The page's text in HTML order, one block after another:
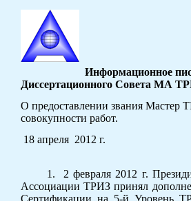
Информационное
Диссертационного Совета МА
О предоставлении звания Мастер
совокупности работ.
18 апреля 2012 г.
1.
2 февраля 2012 г.
Ассоциации ТРИЗ принял
Сертификации на 5-й Уровень